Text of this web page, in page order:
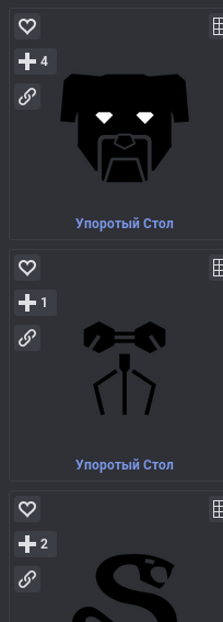
Упоротый Стол
4
Упоротый Стол
1
2